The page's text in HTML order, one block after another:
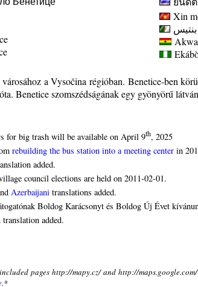
Xin
a Vysočina régióban. Benetice-ben
Benetice szomszédságának egy gyönyörű
for big trash will be available on April 9th, 2025
rebuilding the bus station into a meeting center in
added.
council elections are held on 2011-02-01.
Azerbaijani translations added.
Boldog Karácsonyt és Boldog Új Évet
translation added.
pages http://mapy.cz/ and http://
.*